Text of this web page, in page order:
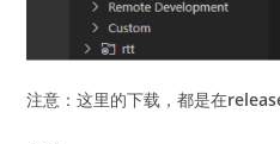
注意：这里的下载，都是在